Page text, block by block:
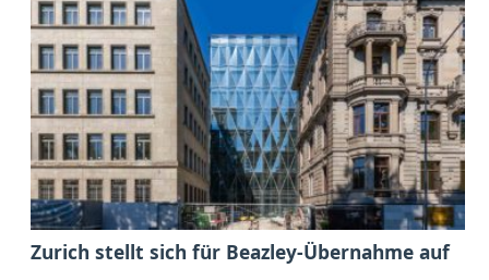
Zurich stellt sich für Beazley-Übernahme auf